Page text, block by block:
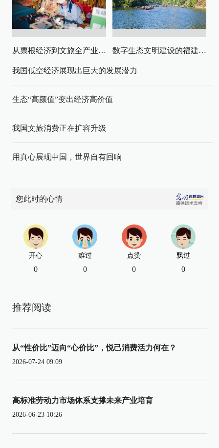
从票根经济到文旅全产业链升级 数字生态文明建设的福建路径与启示
我国低空经济展现出巨大的发展潜力
生态“高颜值”变出经济高价值
我国文旅消费正在扩容升级
用真心展现中国，世界自有回响
您此时的心情
开心
0
难过
0
点赞
0
飘过
0
推荐阅读
从“性价比”迈向“心价比”，悦己消费活力何在？
2026-07-24 09:09
高标准劳动力市场体系支撑未来产业培育
2026-06-23 10:26